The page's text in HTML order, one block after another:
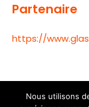
Partenaire
https://
Nous utilisons